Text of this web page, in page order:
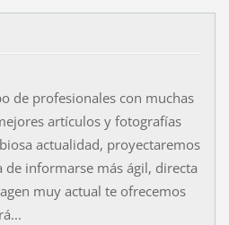
de profesionales con muchas
artículos y fotografías
actualidad, proyectaremos
informarse más ágil, directa
muy actual te ofrecemos